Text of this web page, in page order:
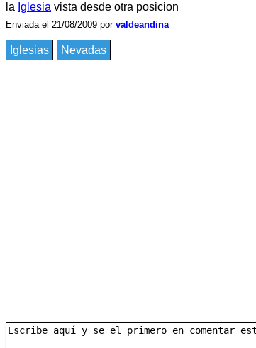
la Iglesia vista desde otra posicion
Enviada el 21/08/2009 por valdeandina
Iglesias Nevadas